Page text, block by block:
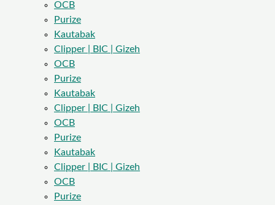
OCB
Purize
Kautabak
Clipper | BIC | Gizeh
OCB
Purize
Kautabak
Clipper | BIC | Gizeh
OCB
Purize
Kautabak
Clipper | BIC | Gizeh
OCB
Purize